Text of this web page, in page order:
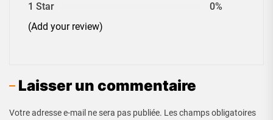
1 Star
0%
(Add your review)
Laisser un commentaire
Votre adresse e-mail ne sera pas publiée. Les champs obligatoires